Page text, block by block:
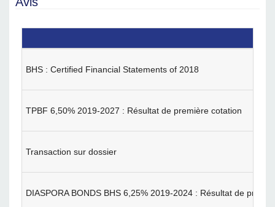
BHS : Certified Financial Statements of 2018
TPBF 6,50% 2019-2027 : Résultat de première cotation
Transaction sur dossier
DIASPORA BONDS BHS 6,25% 2019-2024 : Résultat de